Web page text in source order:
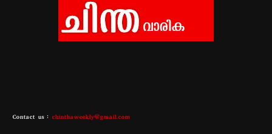
Contact us : chinthaweekly@gmail.com